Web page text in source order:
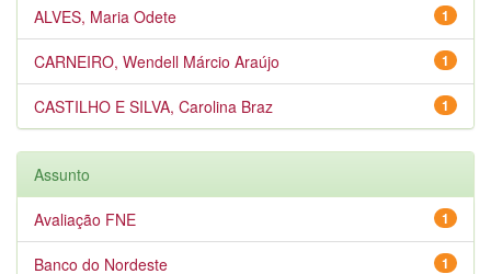
1
ALVES, Maria Odete
1
CARNEIRO, Wendell Márcio Araújo
1
CASTILHO E SILVA, Carolina Braz
Assunto
1
Avaliação FNE
1
Banco do Nordeste